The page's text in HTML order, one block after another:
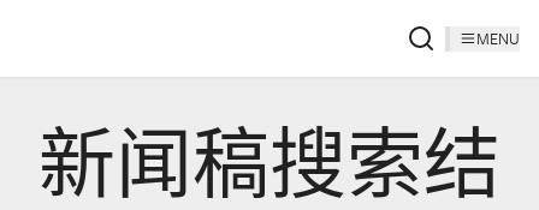
MENU
新闻稿搜索结